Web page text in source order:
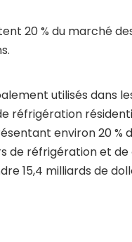
20 % du marché
utilisés dans
réfrigération
environ 20 %
réfrigération et de
15,4 milliards de